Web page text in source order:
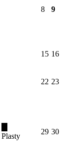
8 9
15 16
22 23
Plasty
29 30